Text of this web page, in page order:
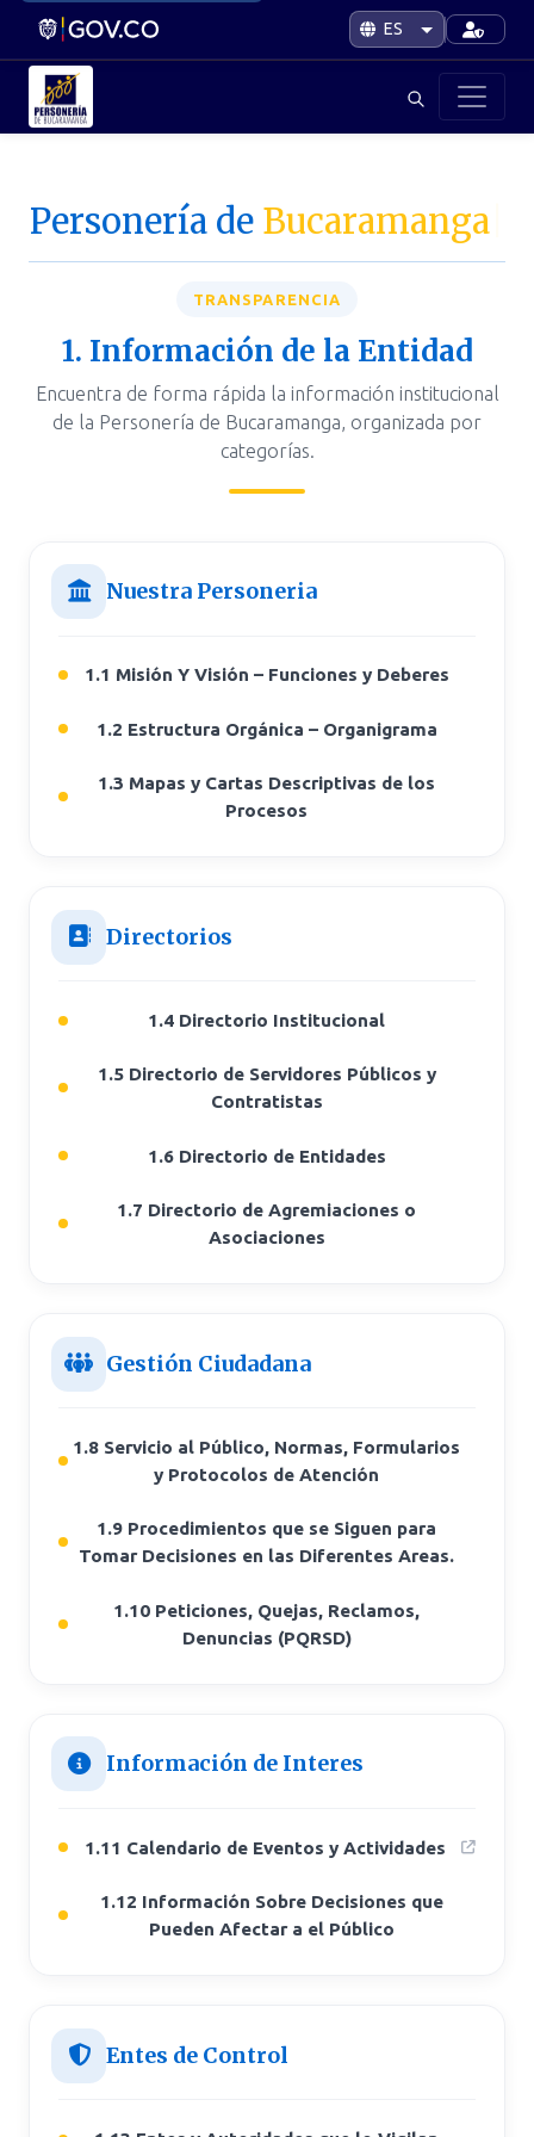
Personería de Bucaramanga
TRANSPARENCIA
1. Información de la Entidad
Encuentra de forma rápida la información institucional
de la Personería de Bucaramanga, organizada por
categorías.
Nuestra Personeria
1.1 Misión Y Visión – Funciones y Deberes
1.2 Estructura Orgánica – Organigrama
1.3 Mapas y Cartas Descriptivas de los
Procesos
Directorios
1.4 Directorio Institucional
1.5 Directorio de Servidores Públicos y
Contratistas
1.6 Directorio de Entidades
1.7 Directorio de Agremiaciones o
Asociaciones
Gestión Ciudadana
1.8 Servicio al Público, Normas, Formularios
y Protocolos de Atención
1.9 Procedimientos que se Siguen para
Tomar Decisiones en las Diferentes Areas.
1.10 Peticiones, Quejas, Reclamos,
Denuncias (PQRSD)
Información de Interes
1.11 Calendario de Eventos y Actividades
1.12 Información Sobre Decisiones que
Pueden Afectar a el Público
Entes de Control